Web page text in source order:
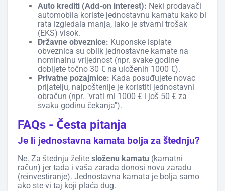
Auto krediti (Add-on interest): Neki prodavači
automobila koriste jednostavnu kamatu kako bi
rata izgledala manja, iako je stvarni trošak
(EKS) visok.
Državne obveznice: Kuponske isplate
obveznica su oblik jednostavne kamate na
nominalnu vrijednost (npr. svake godine
dobijete točno 30 € na uloženih 1000 €).
Privatne pozajmice: Kada posuđujete novac
prijatelju, najpoštenije je koristiti jednostavni
obračun (npr. "vrati mi 1000 € i još 50 € za
svaku godinu čekanja").
FAQs - Česta pitanja
Je li jednostavna kamata bolja za štednju?
Ne. Za štednju želite složenu kamatu (kamatni
račun) jer tada i vaša zarada donosi novu zaradu
(reinvestiranje). Jednostavna kamata je bolja samo
ako ste vi taj koji plaća dug.